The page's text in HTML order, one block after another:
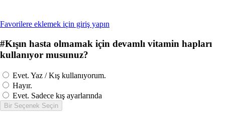
Favorilere eklemek için giriş yapın
#Kışın hasta olmamak için devamlı vitamin hapları
kullanıyor musunuz?
Evet. Yaz / Kış kullanıyorum.
Hayır.
Evet. Sadece kış ayarlarında
Bir Seçenek Seçin